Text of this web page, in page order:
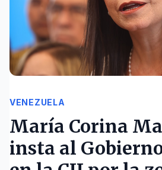
VENEZUELA
María Corina
insta al